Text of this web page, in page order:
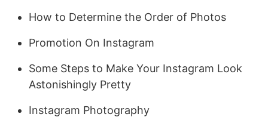
How to Determine the Order of Photos
Promotion On Instagram
Some Steps to Make Your Instagram Look
Astonishingly Pretty
Instagram Photography